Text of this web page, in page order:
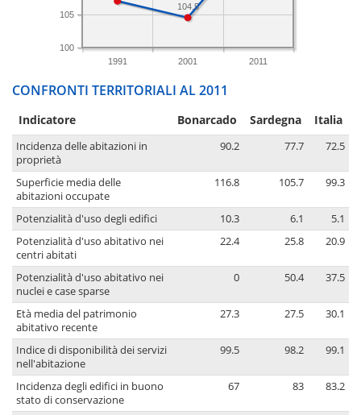
1991 2001 2011
100
105
104.5
CONFRONTI TERRITORIALI AL 2011
Indicatore Bonarcado Sardegna Italia
Incidenza delle abitazioni in
proprietà
90.2 77.7 72.5
Superficie media delle
abitazioni occupate
116.8 105.7 99.3
Potenzialità d'uso degli edifici 10.3 6.1
5.1
Potenzialità d'uso abitativo nei
centri abitati
22.4 25.8 20.9
Potenzialità d'uso abitativo nei
nuclei e case sparse
0 50.4 37.5
Età media del patrimonio
abitativo recente
27.3 27.5 30.1
Indice di disponibilità dei servizi
nell'abitazione
99.5 98.2 99.1
Incidenza degli edifici in buono
stato di conservazione
67 83 83.2